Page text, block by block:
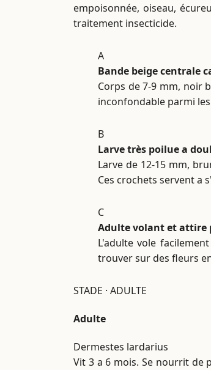
empoisonnée, oiseau,
traitement insecticide.
A
Bande beige centrale
Corps de 7-9 mm, noir
inconfondable parmi
B
Larve très poilue a
Larve de 12-15 mm,
Ces crochets servent a
C
Adulte volant et attire
L'adulte vole
trouver sur des fleurs
STADE · ADULTE
Adulte
Dermestes lardarius
Vit 3 a 6 mois. Se nourrit de